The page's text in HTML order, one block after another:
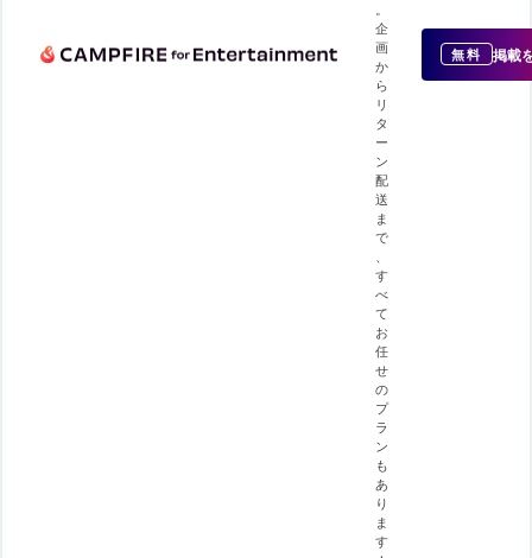
企
画
か
ら
リ
タ
ー
ン
配
送
ま
で
す
べ
て
お
任
せ
の
プ
ラ
ン
も
あ
り
ま
す
無料 掲載